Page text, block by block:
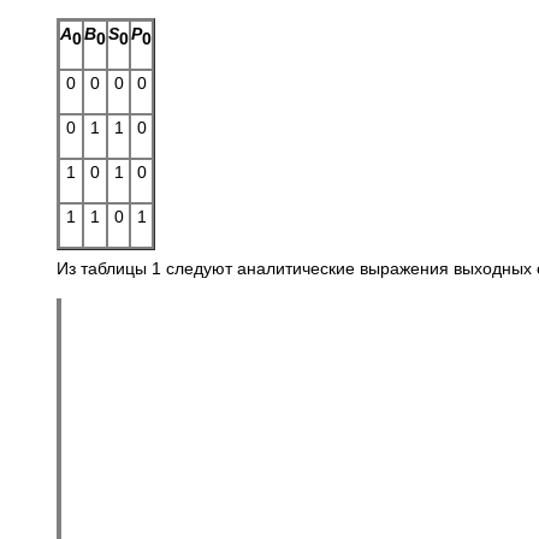
A0B0S0P0
0 0 0 0
0 1 1 0
1 0 1 0
1 1 0 1
Из таблицы 1 следуют аналитические выражения выходных